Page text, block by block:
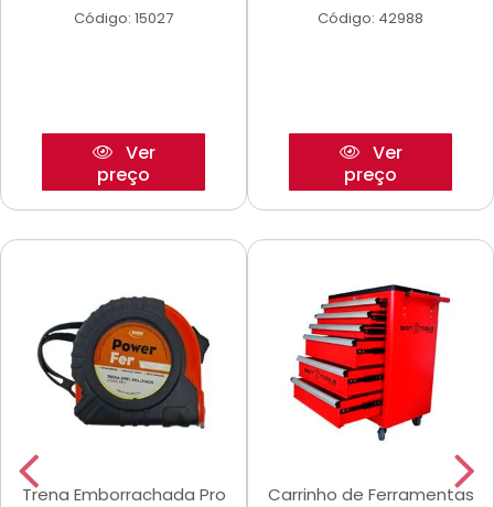
Código: 15027
Ver
preço
Código: 42988
Ver
preço
Trena Emborrachada Pro
Carrinho de Ferramentas